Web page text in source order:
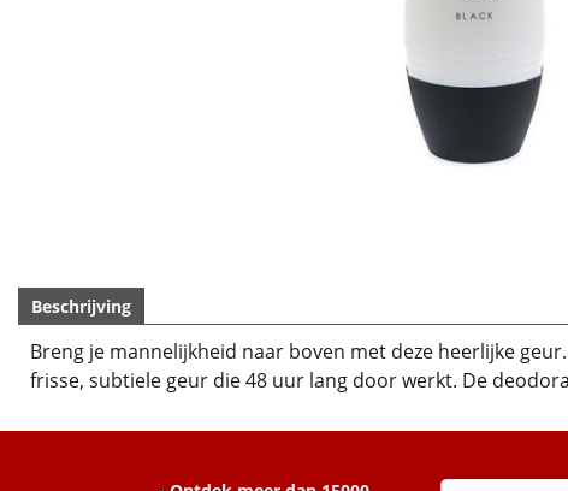
Beschrijving
Breng je mannelijkheid naar boven met deze heerlijke
frisse, subtiele geur die 48 uur lang door werkt. De